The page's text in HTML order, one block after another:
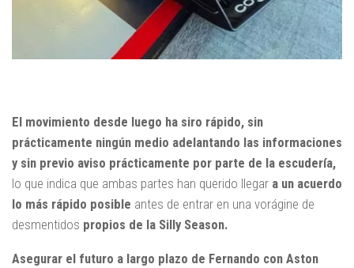
El movimiento desde luego ha siro rápido, sin
prácticamente ningún medio adelantando las informaciones
y sin previo aviso prácticamente por parte de la escudería,
lo que indica que ambas partes han querido llegar a un acuerdo
lo más rápido posible antes de entrar en una vorágine de
desmentidos propios de la Silly Season.
Asegurar el futuro a largo plazo de Fernando con Aston